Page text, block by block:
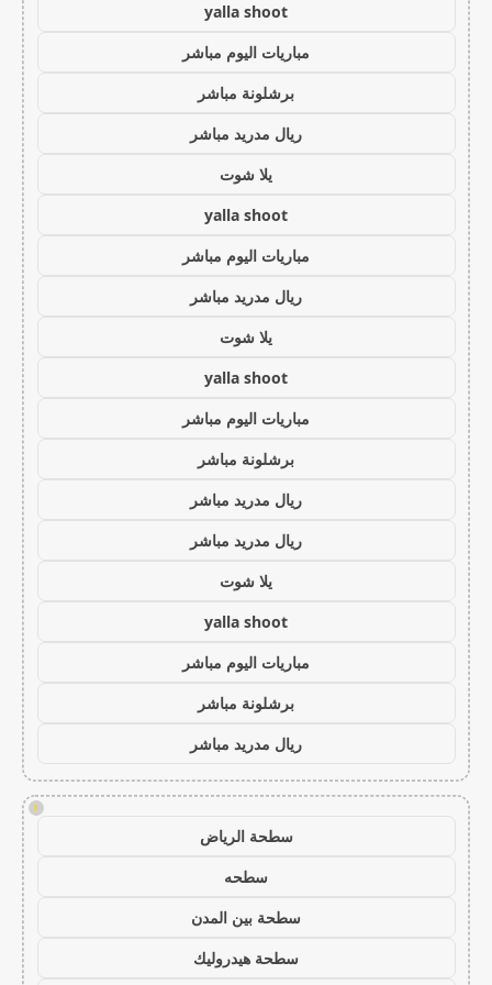
yalla shoot
مباريات اليوم مباشر
برشلونة مباشر
ريال مدريد مباشر
يلا شوت
yalla shoot
مباريات اليوم مباشر
ريال مدريد مباشر
يلا شوت
yalla shoot
مباريات اليوم مباشر
برشلونة مباشر
ريال مدريد مباشر
ريال مدريد مباشر
يلا شوت
yalla shoot
مباريات اليوم مباشر
برشلونة مباشر
ريال مدريد مباشر
!
سطحة الرياض
سطحه
سطحة بين المدن
سطحة هيدروليك